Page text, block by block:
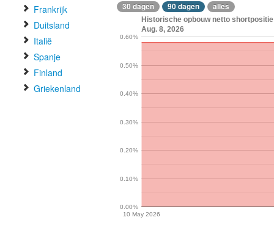
Frankrijk
Duitsland
Italië
Spanje
Finland
Griekenland
30 dagen 90 dagen alles
Historische opbouw netto
Aug. 8, 2026
10 May 2026
0.00%
0.10%
0.20%
0.30%
0.40%
0.50%
0.60%